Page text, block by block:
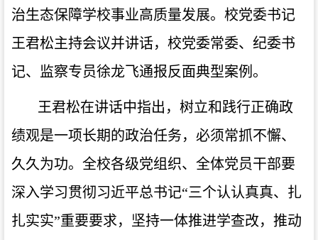
治生态保障学校事业高质量发展。校党委书记
王君松主持会议并讲话，校党委常委、纪委书
记、监察专员徐龙飞通报反面典型案例。
王君松在讲话中指出，树立和践行正确政
绩观是一项长期的政治任务，必须常抓不懈、
久久为功。全校各级党组织、全体党员干部要
深入学习贯彻习近平总书记“三个认认真真、扎
扎实实”重要要求，坚持一体推进学查改，推动